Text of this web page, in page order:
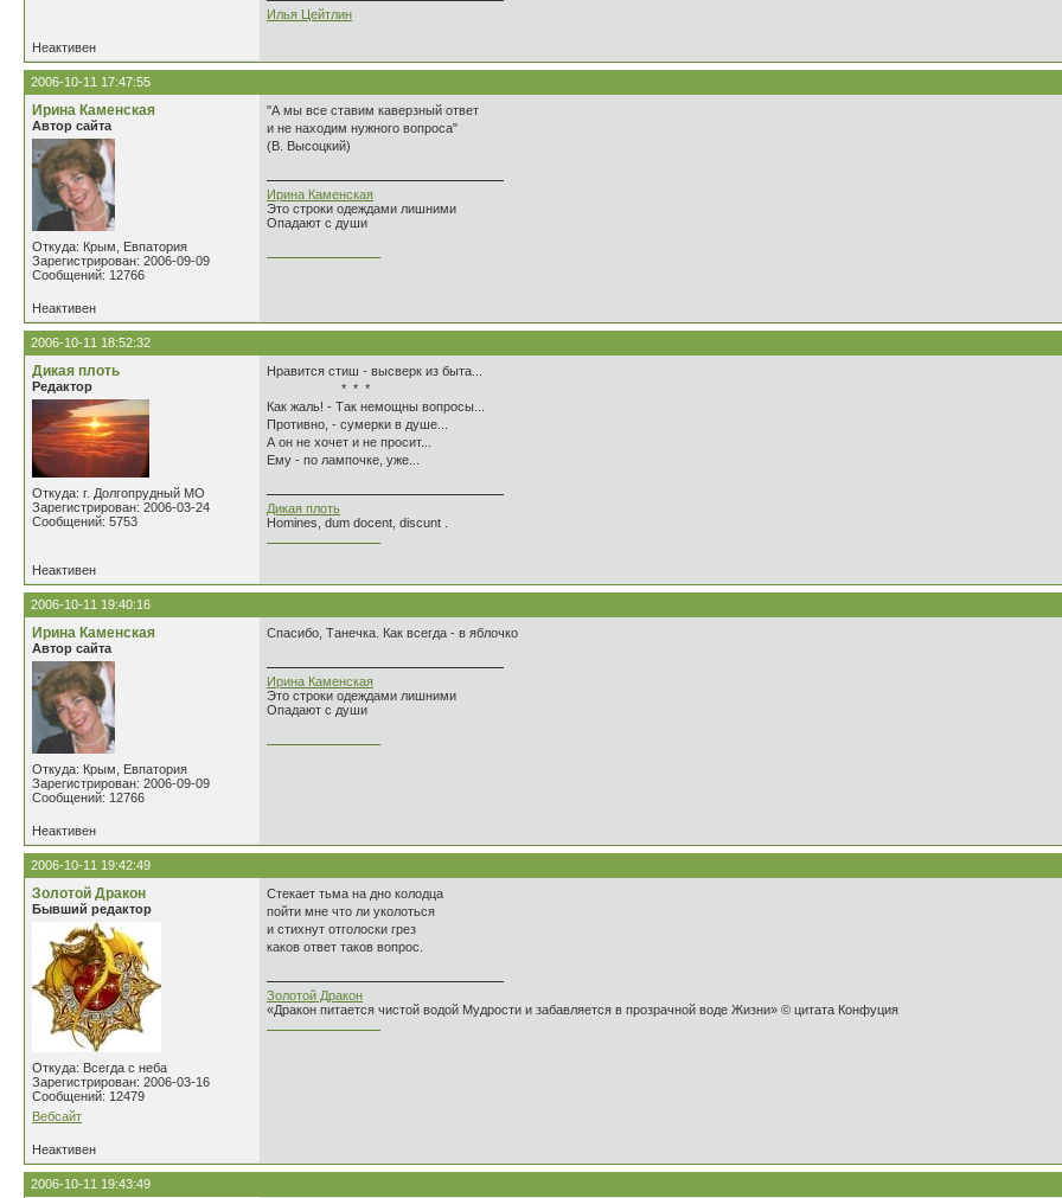
Илья Цейтлин
Неактивен
2006-10-11 17:47:55
Ирина Каменская
Автор сайта
Откуда: Крым, Евпатория
Зарегистрирован: 2006-09-09
Сообщений: 12766
"А мы все ставим каверзный ответ
и не находим нужного вопроса"
(В. Высоцкий)
Ирина Каменская
Это строки одеждами лишними
Опадают с души
Неактивен
2006-10-11 18:52:32
Дикая плоть
Редактор
Откуда: г. Долгопрудный МО
Зарегистрирован: 2006-03-24
Сообщений: 5753
Нравится стиш - высверк из быта...
* * *
Как жаль! - Так немощны вопросы...
Противно, - сумерки в душе...
А он не хочет и не просит...
Ему - по лампочке, уже...
Дикая плоть
Homines, dum docent, discunt .
Неактивен
2006-10-11 19:40:16
Ирина Каменская
Автор сайта
Откуда: Крым, Евпатория
Зарегистрирован: 2006-09-09
Сообщений: 12766
Спасибо, Танечка. Как всегда - в яблочко
Ирина Каменская
Это строки одеждами лишними
Опадают с души
Неактивен
2006-10-11 19:42:49
Золотой Дракон
Бывший редактор
Откуда: Всегда с неба
Зарегистрирован: 2006-03-16
Сообщений: 12479
Вебсайт
Стекает тьма на дно колодца
пойти мне что ли уколоться
и стихнут отголоски грез
каков ответ таков вопрос.
Золотой Дракон
«Дракон питается чистой водой Мудрости и забавляется в прозрачной воде Жизни» © цитата Конфуция
Неактивен
2006-10-11 19:43:49